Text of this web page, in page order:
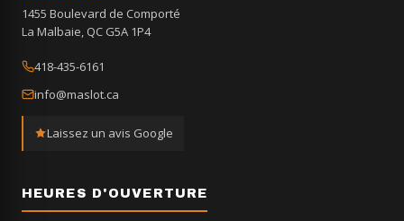
1455 Boulevard de Comporté
La Malbaie, QC G5A 1P4
418-435-6161
info@maslot.ca
Laissez un avis Google
HEURES D'OUVERTURE